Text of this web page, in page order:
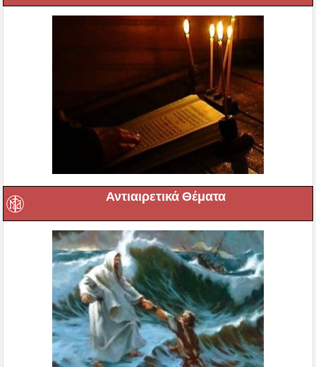
Αντιαιρετικά Θέματα